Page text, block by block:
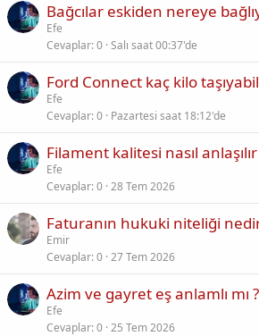
Bağcılar eskiden nereye
Efe
Cevaplar 0 Salı saat 00:37'de
Ford Connect kaç kilo
Efe
Cevaplar 0 Pazartesi saat 18:12'de
Filament kalitesi nasıl anlaşılır
Efe
Cevaplar 0 28 Tem 2026
Faturanın hukuki niteliği
Emir
Cevaplar 0 27 Tem 2026
Azim ve gayret eş anlamlı mı ?
Efe
Cevaplar 0 25 Tem 2026